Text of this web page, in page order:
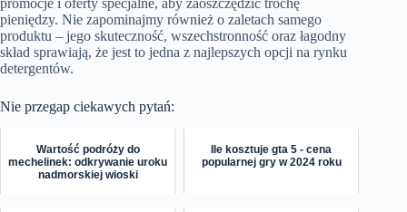
promocje i oferty specjalne, aby zaoszczędzić trochę
pieniędzy. Nie zapominajmy również o zaletach samego
produktu – jego skuteczność, wszechstronność oraz łagodny
skład sprawiają, że jest to jedna z najlepszych opcji na rynku
detergentów.
Nie przegap ciekawych pytań:
Wartość podróży do
mechelinek: odkrywanie uroku
nadmorskiej wioski
Ile kosztuje gta 5 - cena
popularnej gry w 2024 roku